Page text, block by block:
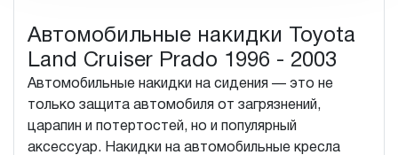
Автомобильные накидки Toyota
Land Cruiser Prado 1996 - 2003
Автомобильные накидки на сидения — это не
только защита автомобиля от загрязнений,
царапин и потертостей, но и популярный
аксессуар. Накидки на автомобильные кресла